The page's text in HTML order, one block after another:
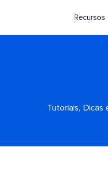
Recursos
Tutoriais, Dicas